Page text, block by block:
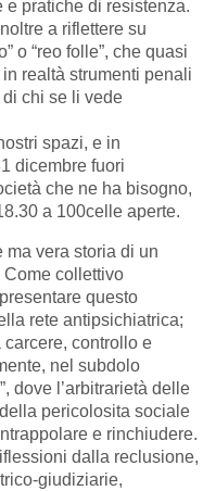
pratiche di resistenza.
a riflettere su
o “reo folle”, che quasi
realtà strumenti penali
chi se li vede
spazi, e in
dicembre fuori
che ne ha bisogno,
a 100celle aperte.
ma vera storia di un
Come collettivo
questo
rete antipsichiatrica;
controllo e
nel subdolo
dove l’arbitrarietà delle
pericolosita sociale
e rinchiudere.
dalla reclusione,
giudiziarie,